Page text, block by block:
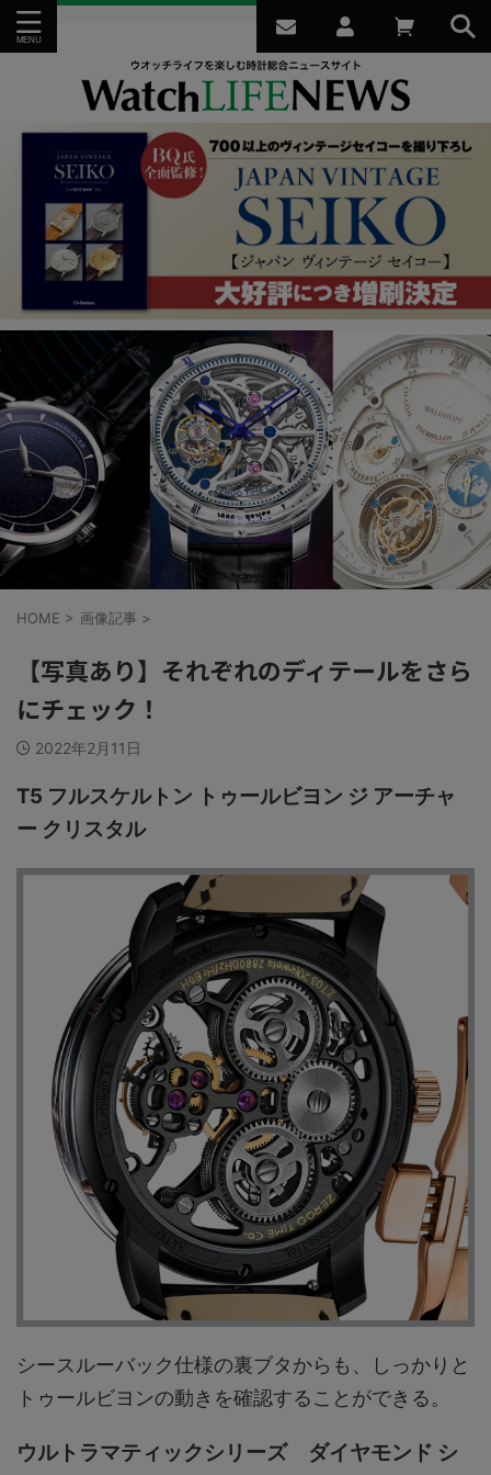
HOME > 画像記事 >
【写真あり】それぞれのディテールをさら
にチェック！
2022年2月11日
T5 フルスケルトン トゥールビヨン ジ アーチャ
ー クリスタル
シースルーバック仕様の裏ブタからも、しっかりと
トゥールビヨンの動きを確認することができる。
ウルトラマティックシリーズ ダイヤモンド シ